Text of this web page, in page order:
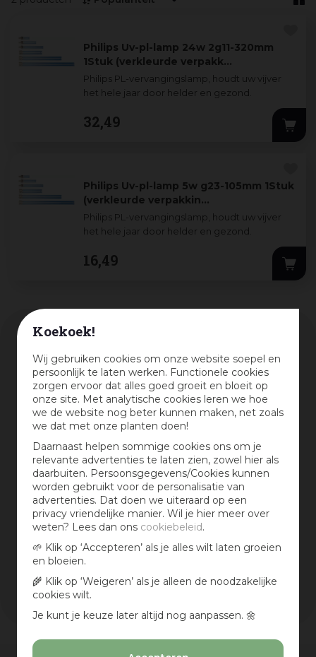
Koekoek!
Wij gebruiken cookies om onze website soepel en
persoonlijk te laten werken. Functionele cookies
zorgen ervoor dat alles goed groeit en bloeit op
onze site. Met analytische cookies leren we hoe
we de website nog beter kunnen maken, net zoals
we dat met onze planten doen!
Daarnaast helpen sommige cookies ons om je
relevante advertenties te laten zien, zowel hier als
daarbuiten. Persoonsgegevens/Cookies kunnen
worden gebruikt voor de personalisatie van
advertenties. Dat doen we uiteraard op een
privacy vriendelijke manier. Wil je hier meer over
weten? Lees dan ons cookiebeleid.
🌱 Klik op ‘Accepteren’ als je alles wilt laten groeien
en bloeien.
🌾 Klik op ‘Weigeren’ als je alleen de noodzakelijke
cookies wilt.
Je kunt je keuze later altijd nog aanpassen. 🌼
Philips Uv-pl-lamp 24w 2g11-320mm
1Stuk (verkleurde verpakk…
Philips PL-vervangingslamp, houdt uw vijver
het hele jaar door helder en gezond.
32,49
Philips Uv-pl-lamp 5w g23-105mm 1Stuk
(verkleurde verpakkin…
Philips PL-vervangingslamp, houdt uw vijver
het hele jaar door helder en gezond.
16,49
Philips is te vinden in
Vijverfilters
Prijs
€ -
Filters resetten
Vandaag openvan10:00